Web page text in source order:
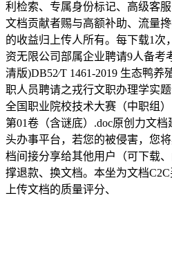
利检索、专属身份标记、高级客
文档贡献者赐与高额补助、流量
的收益归上传人所有。每下载1次
资无限公司部属企业聘请9人备考
清版)DB52∕T 1461-2019 生态鸭
职人员聘请之戎行文职办理学实
全国职业院校技术大赛（中职组
第01卷（含谜底）.doc原创力文
头办事平台，若您的被侵害，您
档间接分享给其他用户（可下载
撑退款、换文档。本坐为文档
上传文档的质量评分、